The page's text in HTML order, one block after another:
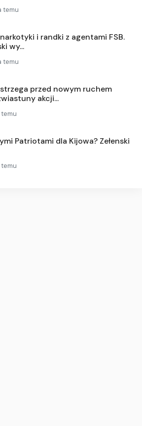
temu
i randki z agentami FSB.
wy...
temu
przed nowym ruchem
akcji...
Patriotami dla Kijowa? Zełenski